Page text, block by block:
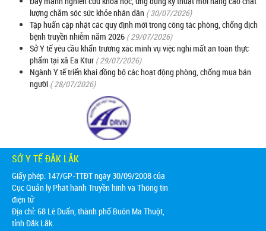
lượng chăm sóc sức khỏe nhân dân ( 30/07/2026)
Tập huấn cập nhật các quy định mới trong công tác phòng, chống dịch
bệnh truyền nhiễm năm 2026 ( 29/07/2026)
Sở Y tế yêu cầu khẩn trương xác minh vụ việc nghi mất an toàn thực
phẩm tại xã Ea Ktur ( 29/07/2026)
Ngành Y tế triển khai đồng bộ các hoạt động phòng, chống mua bán
người ( 28/07/2026)
SỞ Y TẾ ĐẮK LẮK
Giấy phép: 147/GP-TTĐT ngày 30/09/2008 của
Cục Quản lý Phát hành Truyền hình và Thông tin
điện tử
Địa chỉ:68 Lê Duẩn, thành phố Buôn Ma Thuột,
tỉnh Đắk Lắk.